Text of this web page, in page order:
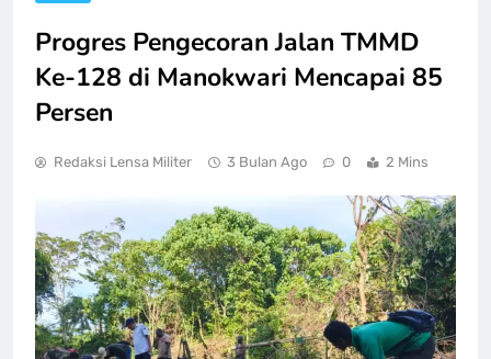
Progres Pengecoran Jalan TMMD
Ke-128 di Manokwari Mencapai 85
Persen
Redaksi Lensa Militer 3 Bulan Ago 0 2 Mins